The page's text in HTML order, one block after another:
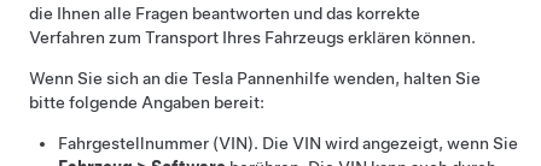
die Ihnen alle Fragen beantworten und das korrekte
Verfahren zum Transport Ihres Fahrzeugs erklären können.
Wenn Sie sich an die Tesla Pannenhilfe wenden, halten Sie
bitte folgende Angaben bereit:
Fahrgestellnummer (VIN). Die VIN wird angezeigt, wenn Sie